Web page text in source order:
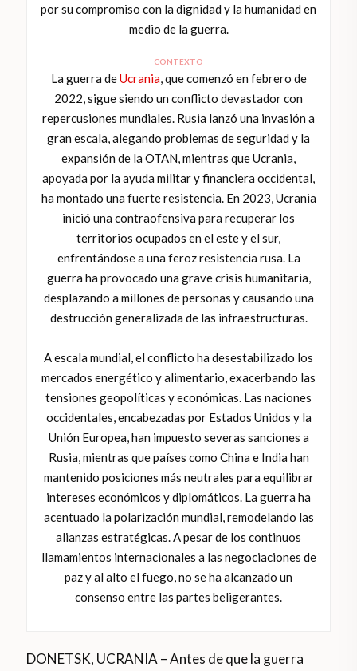
por su compromiso con la dignidad y la humanidad en
medio de la guerra.
CONTEXTO
La guerra deUcrania, que comenzó en febrero de
2022, sigue siendo un conflicto devastador con
repercusiones mundiales. Rusia lanzó una invasión a
gran escala, alegando problemas de seguridad y la
expansión de la OTAN, mientras que Ucrania,
apoyada por la ayuda militar y financiera occidental,
ha montado una fuerte resistencia. En 2023, Ucrania
inició una contraofensiva para recuperar los
territorios ocupados en el este y el sur,
enfrentándose a una feroz resistencia rusa. La
guerra ha provocado una grave crisis humanitaria,
desplazando a millones de personas y causando una
destrucción generalizada de las infraestructuras.
A escala mundial, el conflicto ha desestabilizado los
mercados energético y alimentario, exacerbando las
tensiones geopolíticas y económicas. Las naciones
occidentales, encabezadas por Estados Unidos y la
Unión Europea, han impuesto severas sanciones a
Rusia, mientras que países como China e India han
mantenido posiciones más neutrales para equilibrar
intereses económicos y diplomáticos. La guerra ha
acentuado la polarización mundial, remodelando las
alianzas estratégicas. A pesar de los continuos
llamamientos internacionales a las negociaciones de
paz y al alto el fuego, no se ha alcanzado un
consenso entre las partes beligerantes.
DONETSK, UCRANIA – Antes de que la guerra